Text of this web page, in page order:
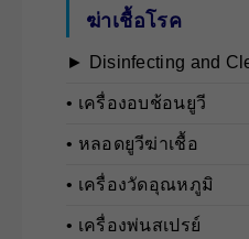
ฆ่าเชื้อโรค
► Disinfecting and
• เครื่องอบช้อนยูวี
• หลอดยูวีฆ่าเชื้อ
• เครื่องวัดอุณหภูมิ
• เครื่องพ่นสเปรย์